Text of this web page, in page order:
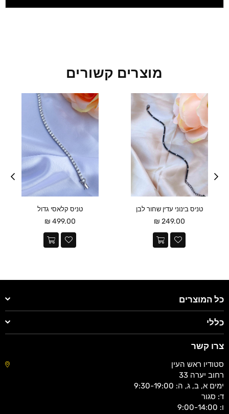
מוצרים קשורים
טניס בינוני עדין שחור לבן
מחיר
249.00 ₪
טניס קלאסי גדול
מחיר
499.00 ₪
כל המוצרים
כללי
צרו קשר
סטודיו ראש העין
רחוב יערה 33
ימים א, ב, ג, ה: 9:30-19:00
ד: סגור
ו: 9:00-14:00